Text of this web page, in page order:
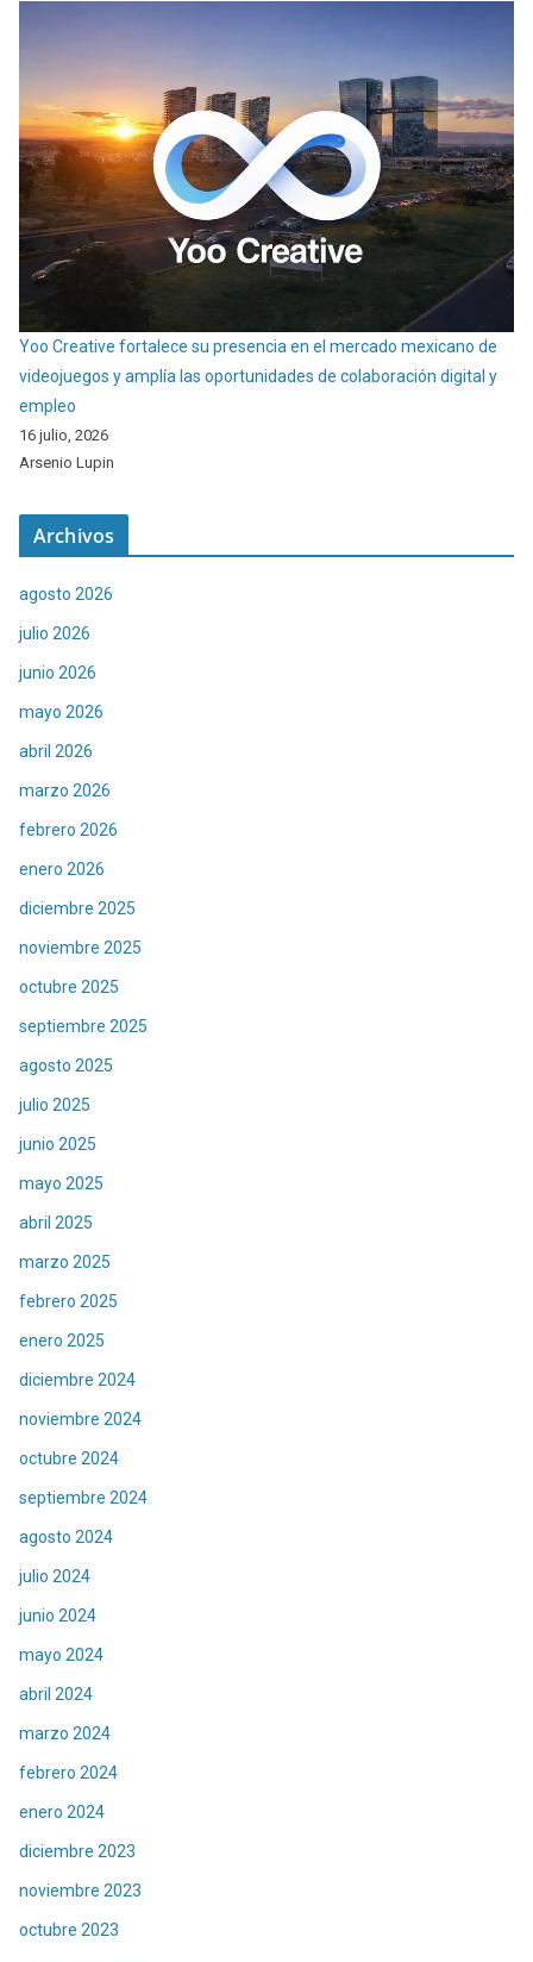
Yoo Creative fortalece su presencia en el mercado mexicano de
videojuegos y amplía las oportunidades de colaboración digital y
empleo
16 julio, 2026
Arsenio Lupin
Archivos
agosto 2026
julio 2026
junio 2026
mayo 2026
abril 2026
marzo 2026
febrero 2026
enero 2026
diciembre 2025
noviembre 2025
octubre 2025
septiembre 2025
agosto 2025
julio 2025
junio 2025
mayo 2025
abril 2025
marzo 2025
febrero 2025
enero 2025
diciembre 2024
noviembre 2024
octubre 2024
septiembre 2024
agosto 2024
julio 2024
junio 2024
mayo 2024
abril 2024
marzo 2024
febrero 2024
enero 2024
diciembre 2023
noviembre 2023
octubre 2023